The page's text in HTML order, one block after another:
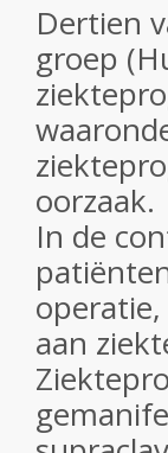
Dertien
groep
oorzaak.
In de
aan